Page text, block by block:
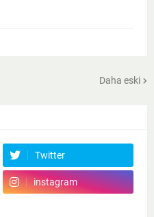
Daha eski
Twitter
instagram